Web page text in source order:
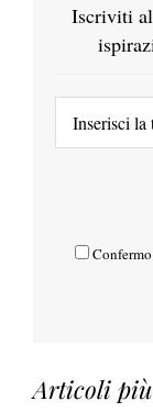
Iscriviti
Articoli